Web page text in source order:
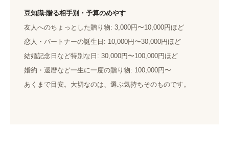
豆知識:贈る相手別・予算のめやす
友人へのちょっとした贈り物: 3,000円〜10,000円ほど
恋人・パートナーの誕生日: 10,000円〜30,000円ほど
結婚記念日など特別な日: 30,000円〜100,000円ほど
婚約・還暦など一生に一度の贈り物: 100,000円〜
あくまで目安。大切なのは、選ぶ気持ちそのものです。